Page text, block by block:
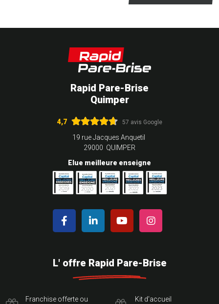
Rapid Pare-Brise
Quimper
4,7 57 avis Google
19 rue Jacques Anquetil
29000 QUIMPER
Elue meilleure enseigne
L' offre Rapid Pare-Brise
Franchise offerte ou
Kit d'accueil